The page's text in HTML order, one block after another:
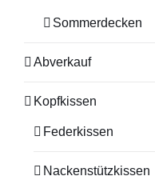
Sommerdecken
Abverkauf
Kopfkissen
Federkissen
Nackenstützkissen